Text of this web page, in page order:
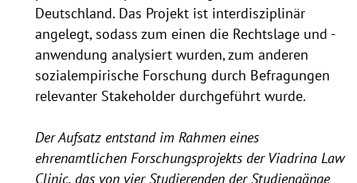
Deutschland. Das Projekt ist interdisziplinär
angelegt, sodass zum einen die Rechtslage und -
anwendung analysiert wurden, zum anderen
sozialempirische Forschung durch Befragungen
relevanter Stakeholder durchgeführt wurde.
Der Aufsatz entstand im Rahmen eines
ehrenamtlichen Forschungsprojekts der Viadrina Law
Clinic, das von vier Studierenden der Studiengänge